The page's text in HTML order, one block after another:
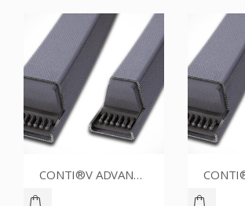
CONTI®V ADVANCE SPZ1337CR